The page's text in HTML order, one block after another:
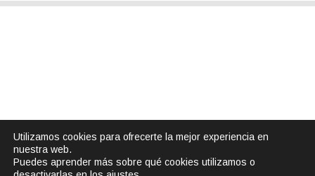
Utilizamos cookies para ofrecerte la mejor experiencia en
nuestra web.
Puedes aprender más sobre qué cookies utilizamos o